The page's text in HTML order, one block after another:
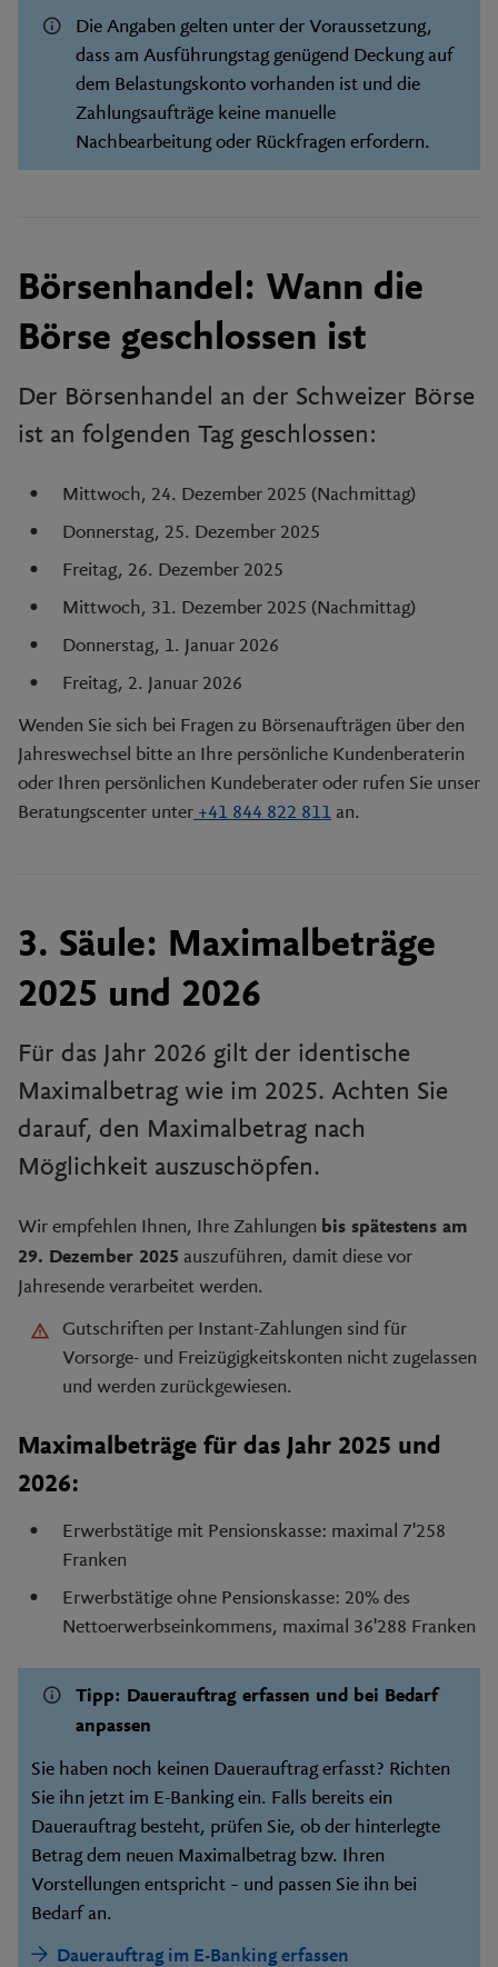
Die Angaben gelten unter der Voraussetzung,
dass am Ausführungstag genügend Deckung auf
dem Belastungskonto vorhanden ist und die
Zahlungsaufträge keine manuelle
Nachbearbeitung oder Rückfragen erfordern.
Börsenhandel: Wann die
Börse geschlossen ist
Der Börsenhandel an der Schweizer Börse
ist an folgenden Tag geschlossen:
Mittwoch, 24. Dezember 2025 (Nachmittag)
Donnerstag, 25. Dezember 2025
Freitag, 26. Dezember 2025
Mittwoch, 31. Dezember 2025 (Nachmittag)
Donnerstag, 1. Januar 2026
Freitag, 2. Januar 2026
Wenden Sie sich bei Fragen zu Börsenaufträgen über den
Jahreswechsel bitte an Ihre persönliche Kundenberaterin
oder Ihren persönlichen Kundeberater oder rufen Sie unser
Beratungscenter unter +41 844 822 811 an.
3. Säule: Maximalbeträge
2025 und 2026
Für das Jahr 2026 gilt der identische
Maximalbetrag wie im 2025. Achten Sie
darauf, den Maximalbetrag nach
Möglichkeit auszuschöpfen.
Wir empfehlen Ihnen, Ihre Zahlungen bis spätestens am
29. Dezember 2025 auszuführen, damit diese vor
Jahresende verarbeitet werden.
Gutschriften per Instant-Zahlungen sind für
Vorsorge- und Freizügigkeitskonten nicht zugelassen
und werden zurückgewiesen.
Maximalbeträge für das Jahr 2025 und
2026:
Erwerbstätige mit Pensionskasse: maximal 7'258
Franken
Erwerbstätige ohne Pensionskasse: 20% des
Nettoerwerbseinkommens, maximal 36'288 Franken
Tipp: Dauerauftrag erfassen und bei Bedarf
anpassen
Sie haben noch keinen Dauerauftrag erfasst? Richten
Sie ihn jetzt im E-Banking ein. Falls bereits ein
Dauerauftrag besteht, prüfen Sie, ob der hinterlegte
Betrag dem neuen Maximalbetrag bzw. Ihren
Vorstellungen entspricht – und passen Sie ihn bei
Bedarf an.
Dauerauftrag im E-Banking erfassen